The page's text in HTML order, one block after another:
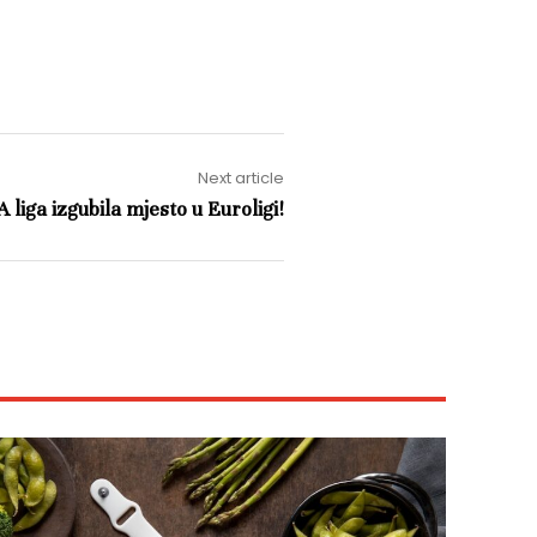
Next article
liga izgubila mjesto u Euroligi!